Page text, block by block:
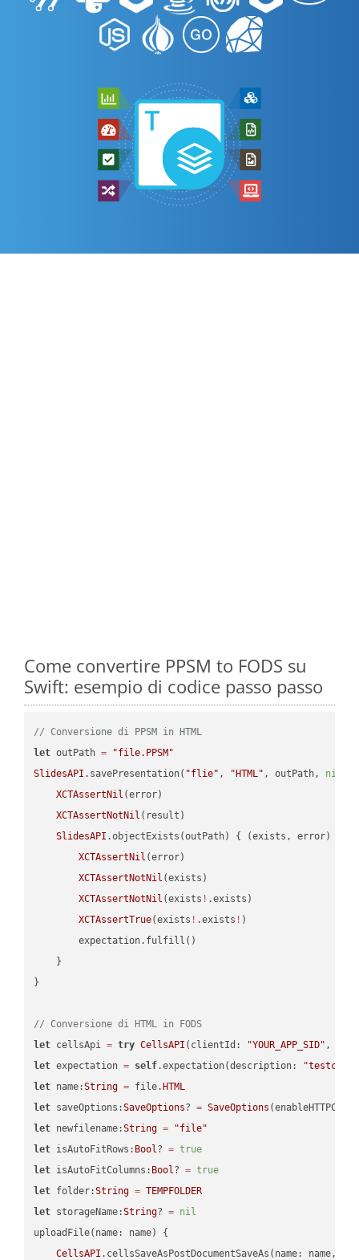
Come convertire PPSM to FODS su
Swift: esempio di codice passo passo
// Conversione di PPSM in HTML
let outPath =
"file.PPSM"
SlidesAPI .savePresentation( "flie" , "HTML" , outPath, nil
XCTAssertNil (error)
XCTAssertNotNil (result)
SlidesAPI .objectExists(outPath) { (exists, error) ->
XCTAssertNil (error)
XCTAssertNotNil (exists)
XCTAssertNotNil (exists ! .exists)
XCTAssertTrue(exists ! .exists ! )
        expectation.fulfill()
    }
}
// Conversione di HTML in FODS
let cellsApi = try CellsAPI (clientId: "YOUR_APP_SID" ,
let expectation = self.expectation(description:
let name:String = file. HTML
let saveOptions:SaveOptions? = SaveOptions
let newfilename:String =
"file"
let isAutoFitRows: Bool? = true
let isAutoFitColumns: Bool? = true
let folder:String = TEMPFOLDER
let storageName:String? = nil
uploadFile(name: name) {
CellsAPI .cellsSaveAsPostDocumentSaveAs(name: